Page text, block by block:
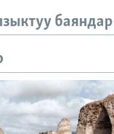
баяндар